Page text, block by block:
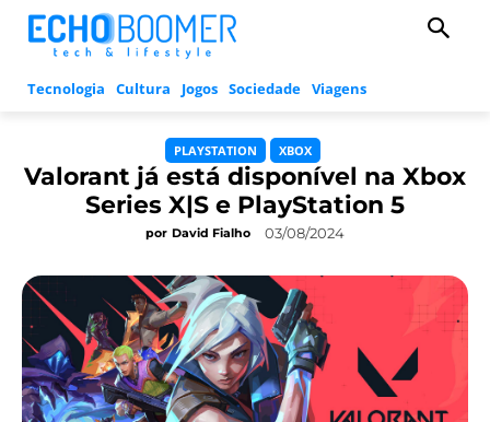
Tecnologia Cultura Jogos Sociedade Viagens
PLAYSTATION XBOX
Valorant já está disponível na Xbox
Series X|S e PlayStation 5
por David Fialho 03/08/2024